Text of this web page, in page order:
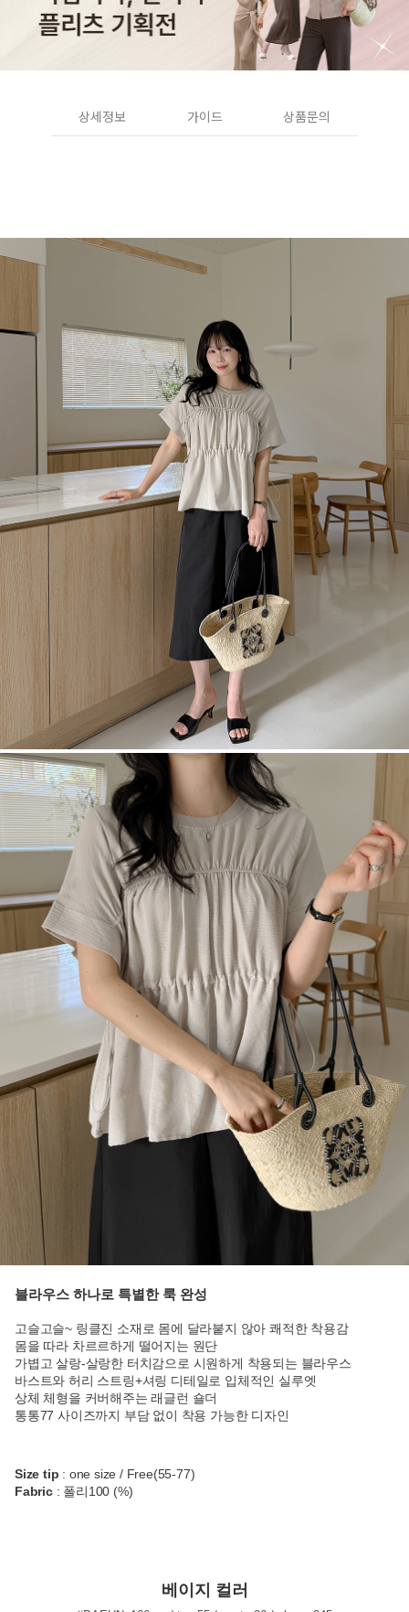
상세정보 가이드 상품문의
블라우스 하나로 특별한 룩 완성
고슬고슬~ 링클진 소재로 몸에 달라붙지 않아 쾌적한 착용감
몸을 따라 차르르하게 떨어지는 원단
가볍고 살랑-살랑한 터치감으로 시원하게 착용되는 블라우스
바스트와 허리 스트링+셔링 디테일로 입체적인 실루엣
상체 체형을 커버해주는 래글런 숄더
통통77 사이즈까지 부담 없이 착용 가능한 디자인
Size tip : one size / Free(55-77)
Fabric: 폴리100 (%)
베이지 컬러